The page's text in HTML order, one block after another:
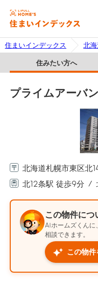
住まいインデックス 北
住みたい方へ
プライムアーバ
北海道札幌市東区北
北12条駅 徒歩9分
この物件に
AIホームズくんに
相談できます。
この物